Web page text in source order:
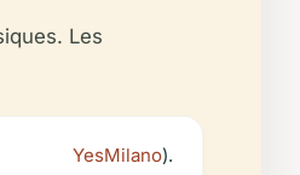
Les
YesMilano).